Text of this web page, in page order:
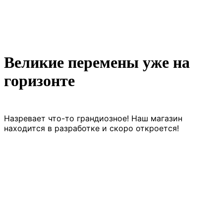
Великие перемены уже на
горизонте
Назревает что-то грандиозное! Наш магазин
находится в разработке и скоро откроется!